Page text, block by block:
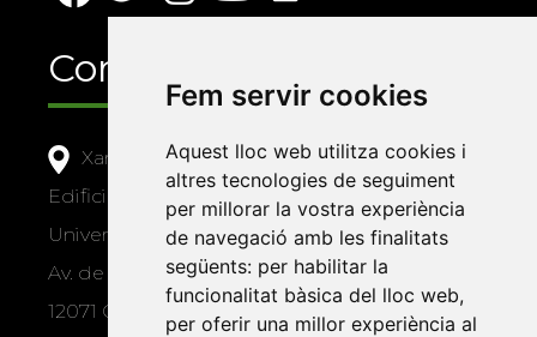
Fem servir cookies
Aquest lloc web utilitza cookies i
altres tecnologies de seguiment
per millorar la vostra experiència
de navegació amb les finalitats
següents: per habilitar la
funcionalitat bàsica del lloc web,
per oferir una millor experiència al
Contacte
Xarxa Vives d'Universitats
Edifici Àgora
Universitat Jaume I, local 10
Av. de Vicent Sos Baynat, s/n
12071 Castelló de la Plana